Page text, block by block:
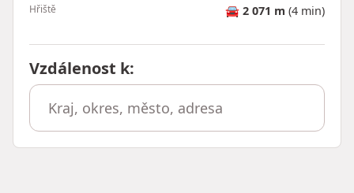
Hřiště 🚘 2 071 m (4 min)
Vzdálenost k: